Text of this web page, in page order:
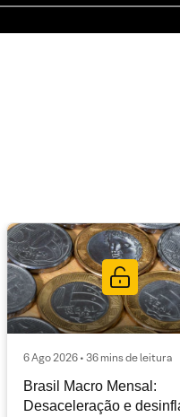
6 Ago 2026 • 36 mins de leitura
Brasil Macro Mensal:
Desaceleração e